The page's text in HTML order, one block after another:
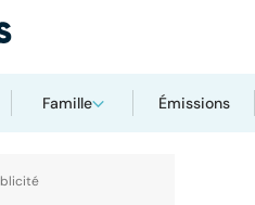
Famille Émissions